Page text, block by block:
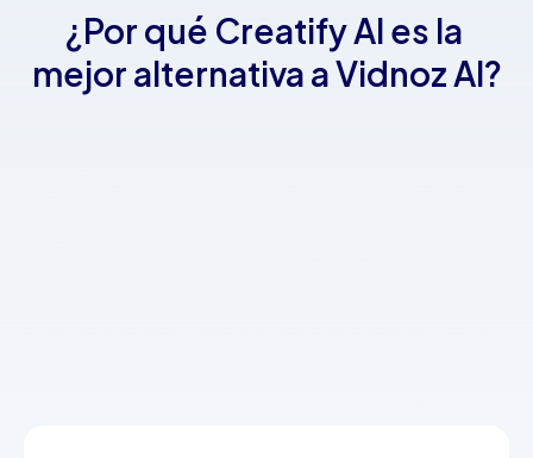
¿Por qué Creatify AI es la
mejor alternativa a Vidnoz AI?